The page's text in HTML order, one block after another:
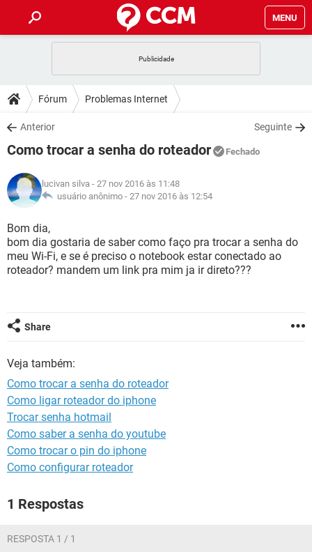
MENU
CELULAR FACEBOOK
OUTLOOK
INSTAGRAM GMAIL
GUIA DE COMPRAS
DICAS
JOGOS WHATSAPP
INSTAGRAM GMAIL
GUIA DE COMPRAS
DOWNLOADS
JOGOS WHATSAPP
CELULAR
OUTLOOK EXCEL
INSTAGRAM
GUIA DE COMPRAS
JOGOS WHATSAPP
CELULAR
OUTLOOK
INSTAGRAM GMAIL
GLOSSÁRIO
JOGOS
CELULAR FACEBOOK
OUTLOOK EXCEL
GUIA DE COMPRAS
Fórum Problemas Internet
Anterior Seguinte
Como trocar a senha do roteador Fechado
lucivan silva - 27 nov 2016 às 11:48
usuário anônimo - 27 nov 2016 às 12:54
Bom dia,
bom dia gostaria de saber como faço pra trocar a senha do
meu Wi-Fi, e se é preciso o notebook estar conectado ao
roteador? mandem um link pra mim ja ir direto???
Share
Veja também:
Como trocar a senha do roteador
Como ligar roteador do iphone
Trocar senha hotmail
Como saber a senha do youtube
Como trocar o pin do iphone
Como configurar roteador
1 Respostas
RESPOSTA 1 / 1